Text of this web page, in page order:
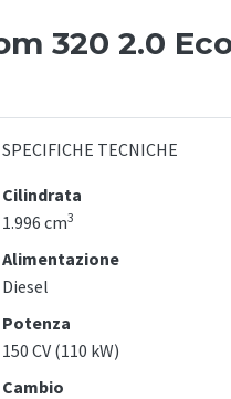
320 2.0
SPECIFICHE TECNICHE
Cilindrata
1.996 cm3
Alimentazione
Diesel
Potenza
150 CV (110 kW)
Cambio